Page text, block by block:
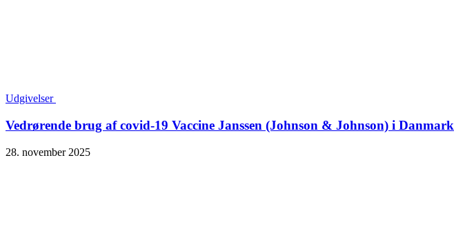
Udgivelser
Vedrørende brug af covid-19 Vaccine Janssen (Johnson & Johnson) i Danmark
28. november 2025